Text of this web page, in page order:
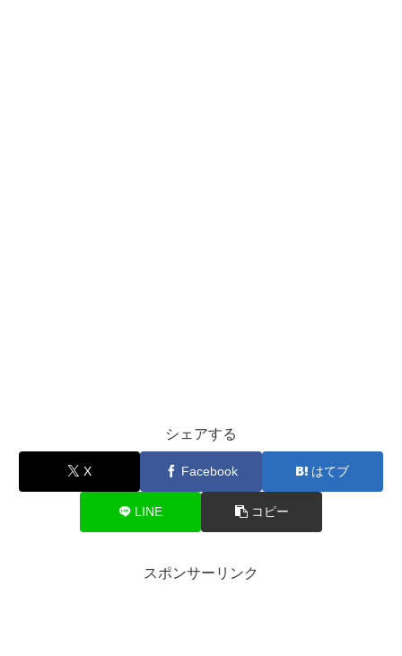
シェアする
X Facebook はてブ
LINE コピー
スポンサーリンク